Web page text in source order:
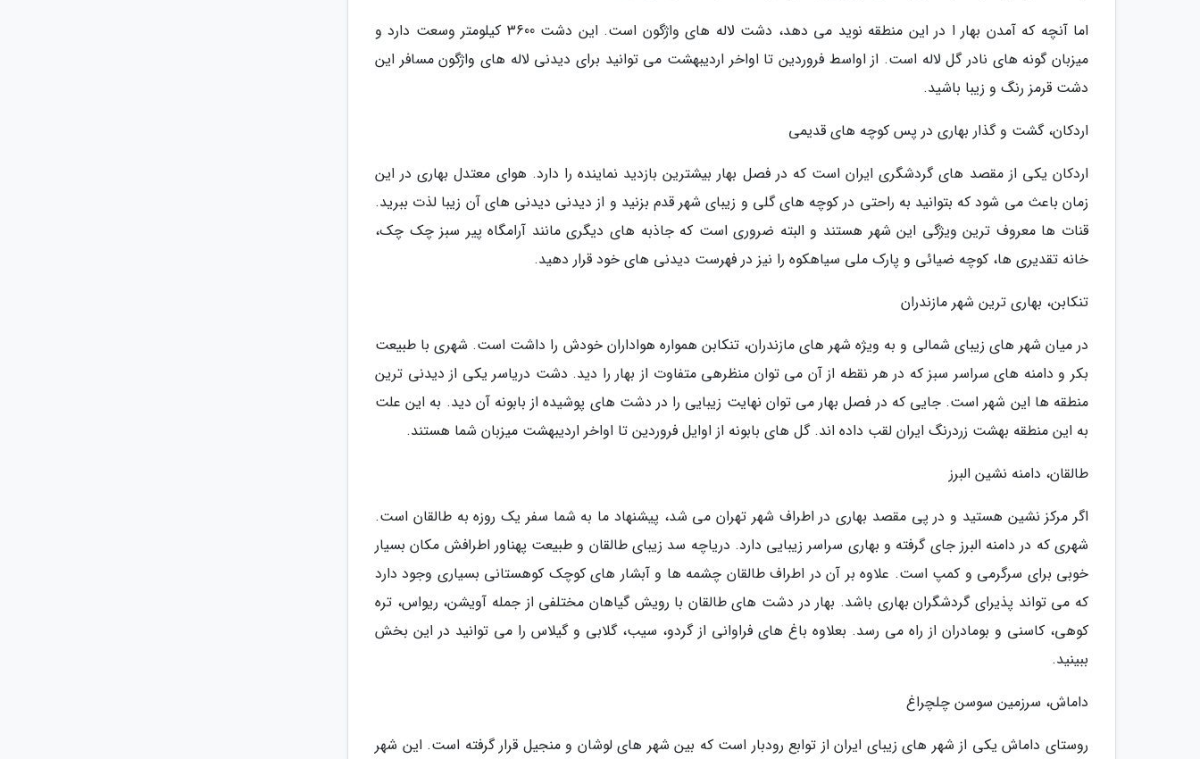
اما آنچه که آمدن بهار ا در این منطقه نوید می دهد، دشت لاله های واژگون است. این دشت 3600 کیلومتر وسعت دارد و
میزبان گونه های نادر گل لاله است. از اواسط فروردین تا اواخر اردیبهشت می توانید برای دیدنی لاله های واژگون مسافر این
دشت قرمز رنگ و زیبا باشید.
اردکان، گشت و گذار بهاری در پس کوچه های قدیمی
اردکان یکی از مقصد های گردشگری ایران است که در فصل بهار بیشترین بازدید نماینده را دارد. هوای معتدل بهاری در این
زمان باعث می شود که بتوانید به راحتی در کوچه های گلی و زیبای شهر قدم بزنید و از دیدنی دیدنی های آن زیبا لذت ببرید.
قنات ها معروف ترین ویژگی این شهر هستند و البته ضروری است که جاذبه های دیگری مانند آرامگاه پیر سبز چک چک،
خانه تقدیری ها، کوچه ضیائی و پارک ملی سیاهکوه را نیز در فهرست دیدنی های خود قرار دهید.
تنکابن، بهاری ترین شهر مازندران
در میان شهر های زیبای شمالی و به ویژه شهر های مازندران، تنکابن همواره هواداران خودش را داشت است. شهری با طبیعت
بکر و دامنه های سراسر سبز که در هر نقطه از آن می توان منظرهی متفاوت از بهار را دید. دشت دریاسر یکی از دیدنی ترین
منطقه ها این شهر است. جایی که در فصل بهار می توان نهایت زیبایی را در دشت های پوشیده از بابونه آن دید. به این علت
به این منطقه بهشت زردرنگ ایران لقب داده اند. گل های بابونه از اوایل فروردین تا اواخر اردیبهشت میزبان شما هستند.
طالقان، دامنه نشین البرز
اگر مرکز نشین هستید و در پی مقصد بهاری در اطراف شهر تهران می شد، پیشنهاد ما به شما سفر یک روزه به طالقان است.
شهری که در دامنه البرز جای گرفته و بهاری سراسر زیبایی دارد. دریاچه سد زیبای طالقان و طبیعت پهناور اطرافش مکان بسیار
خوبی برای سرگرمی و کمپ است. علاوه بر آن در اطراف طالقان چشمه ها و آبشار های کوچک کوهستانی بسیاری وجود دارد
که می تواند پذیرای گردشگران بهاری باشد. بهار در دشت های طالقان با رویش گیاهان مختلفی از جمله آویشن، ریواس، تره
کوهی، کاسنی و بومادران از راه می رسد. بعلاوه باغ های فراوانی از گردو، سیب، گلابی و گیلاس را می توانید در این بخش
ببینید.
داماش، سرزمین سوسن چلچراغ
روستای داماش یکی از شهر های زیبای ایران از توابع رودبار است که بین شهر های لوشان و منجیل قرار گرفته است. این شهر